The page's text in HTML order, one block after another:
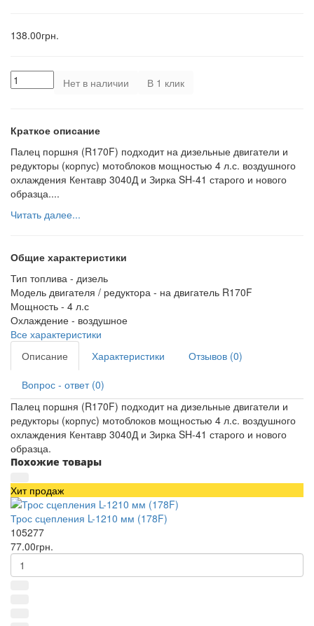
138.00грн.
Нет в наличии В 1 клик
Краткое описание
Палец поршня (R170F) подходит на дизельные двигатели и
редукторы (корпус) мотоблоков мощностью 4 л.с. воздушного
охлаждения Кентавр 3040Д и Зирка SH-41 старого и нового
образца....
Читать далее...
Общие характеристики
Тип топлива - дизель
Модель двигателя / редуктора - на двигатель R170F
Мощность - 4 л.с
Охлаждение - воздушное
Все характеристики
Описание
Характеристики Отзывов (0)
Вопрос - ответ (0)
Палец поршня (R170F) подходит на дизельные двигатели и
редукторы (корпус) мотоблоков мощностью 4 л.с. воздушного
охлаждения Кентавр 3040Д и Зирка SH-41 старого и нового
образца.
Похожие товары
Хит продаж
Трос сцепления L-1210 мм (178F)
105277
77.00грн.